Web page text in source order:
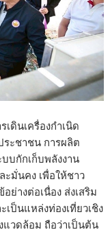
ดินเครื่องกำเนิด
ะชาชน การผลิต
บกักเก็บพลังงาน
มั่นคง เพื่อให้ชาว
างต่อเนื่อง ส่งเสริม
เป็นแหล่งท่องเที่ยวเชิง
แวดล้อม ถือว่าเป็นต้น